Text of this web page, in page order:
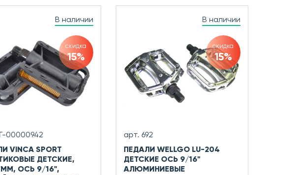
В наличии
скидка
15%
00000942
VINCA SPORT
ДЕТСКИЕ,
ОСЬ 9/16",
В наличии
скидка
15%
арт. 692
ПЕДАЛИ WELLGO LU-204
ДЕТСКИЕ ОСЬ 9/16"
АЛЮМИНИЕВЫЕ